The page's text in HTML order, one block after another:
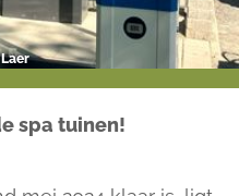
Laer
spa tuinen!